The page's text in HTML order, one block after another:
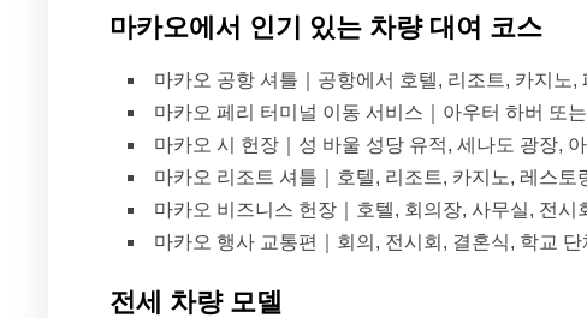
마카오에서 인기 있는 차량 대여 코스
마카오 공항 셔틀｜공항에서 호텔, 리조트, 카지노,
마카오 페리 터미널 이동 서비스｜아우터 하버 또
마카오 시 헌장｜성 바울 성당 유적, 세나도 광장,
마카오 리조트 셔틀｜호텔, 리조트, 카지노, 레스토
마카오 비즈니스 헌장｜호텔, 회의장, 사무실, 전
마카오 행사 교통편｜회의, 전시회, 결혼식, 학교
전세 차량 모델